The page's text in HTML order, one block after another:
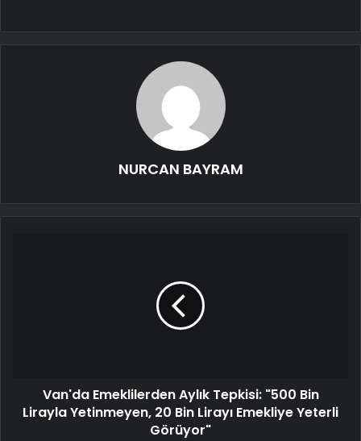
NURCAN BAYRAM
Van'da Emeklilerden Aylık Tepkisi: "500 Bin
Lirayla Yetinmeyen, 20 Bin Lirayı Emekliye Yeterli
Görüyor"